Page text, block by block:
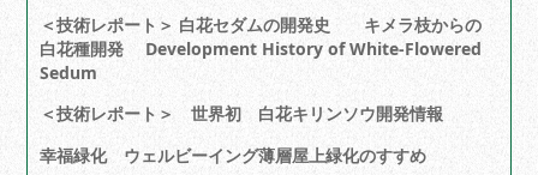
＜技術レポート＞ 白花セダムの開発史 キメラ枝からの
白花種開発 Development History of White-Flowered
Sedum
＜技術レポート＞ 世界初 白花キリンソウ開発情報
幸福緑化 ウェルビーイング薄層屋上緑化のすすめ